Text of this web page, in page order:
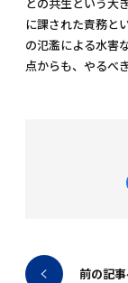
に課された責務と
の氾濫による水害
点からも、やるべ
前の記